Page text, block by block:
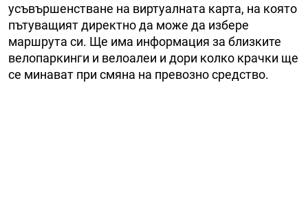
усъвършенстване на виртуалната карта, на която
пътуващият директно да може да избере
маршрута си. Ще има информация за близките
велопаркинги и велоалеи и дори колко крачки ще
се минават при смяна на превозно средство.